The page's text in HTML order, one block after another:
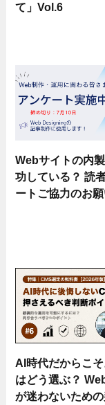
て」Vol.6
Webサイトの内
功している？ 読
ートご協力のお
AI時代だからこ
はどう選ぶ？
が迷わないため